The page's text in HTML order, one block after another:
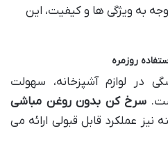
به ویژگی ها و کیفیت، این
روزمره
در لوازم آشپزخانه، سهولت
سرخ کن بدون روغن مباشی
نیز عملکرد قابل قبولی ارائه می